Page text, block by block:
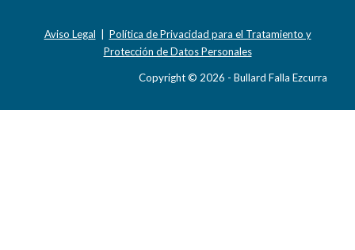
Aviso Legal
Política de Privacidad para el Tratamiento y
Protección de Datos Personales
Copyright © 2026 - Bullard Falla Ezcurra